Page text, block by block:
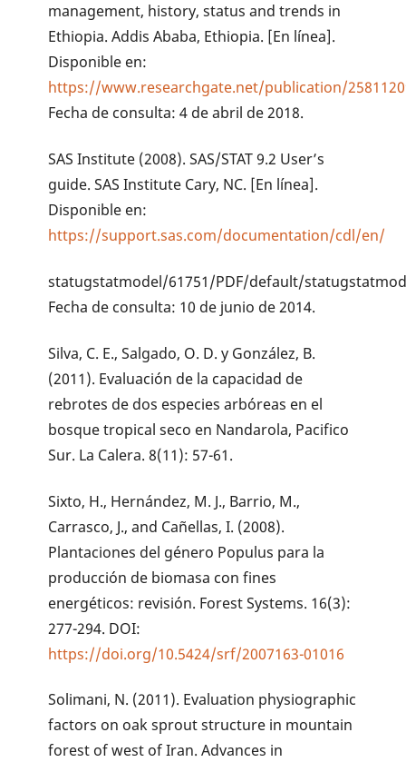
management, history, status and trends in
Ethiopia. Addis Ababa, Ethiopia. [En línea].
Disponible en:
https://www.researchgate.net/publication/
Fecha de consulta: 4 de abril de 2018.
SAS Institute (2008). SAS/STAT 9.2 User’s
guide. SAS Institute Cary, NC. [En línea].
Disponible en:
https://support.sas.com/documentation/cdl/en/
statugstatmodel/61751/PDF/default/
Fecha de consulta: 10 de junio de 2014.
Silva, C. E., Salgado, O. D. y González, B.
(2011). Evaluación de la capacidad de
rebrotes de dos especies arbóreas en el
bosque tropical seco en Nandarola, Pacifico
Sur. La Calera. 8(11): 57-61.
Sixto, H., Hernández, M. J., Barrio, M.,
Carrasco, J., and Cañellas, I. (2008).
Plantaciones del género Populus para la
producción de biomasa con fines
energéticos: revisión. Forest Systems. 16(3):
277-294. DOI:
https://doi.org/10.5424/srf/2007163-01016
Solimani, N. (2011). Evaluation physiographic
factors on oak sprout structure in mountain
forest of west of Iran. Advances in